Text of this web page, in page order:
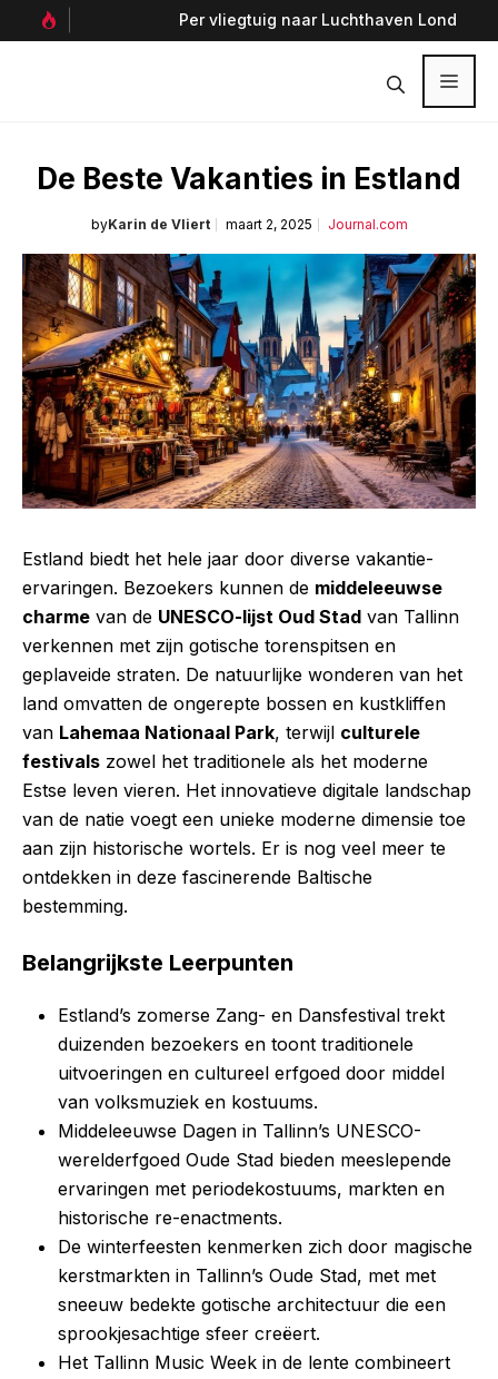
naar
Per vliegtuig naar Luchthaven Londen Heathrow,
Verenigd Koninkrijk
De Beste Vakanties in Estland
byKarin de Vliert maart 2, 2025 Journal.com
Estland biedt het hele jaar door diverse vakantie-
ervaringen. Bezoekers kunnen de middeleeuwse
charme van de UNESCO-lijst Oud Stad van Tallinn
verkennen met zijn gotische torenspitsen en
geplaveide straten. De natuurlijke wonderen van het
land omvatten de ongerepte bossen en kustkliffen
van Lahemaa Nationaal Park, terwijl culturele
festivals zowel het traditionele als het moderne
Estse leven vieren. Het innovatieve digitale landschap
van de natie voegt een unieke moderne dimensie toe
aan zijn historische wortels. Er is nog veel meer te
ontdekken in deze fascinerende Baltische
bestemming.
Belangrijkste Leerpunten
Estland’s zomerse Zang- en Dansfestival trekt
duizenden bezoekers en toont traditionele
uitvoeringen en cultureel erfgoed door middel
van volksmuziek en kostuums.
Middeleeuwse Dagen in Tallinn’s UNESCO-
werelderfgoed Oude Stad bieden meeslepende
ervaringen met periodekostuums, markten en
historische re-enactments.
De winterfeesten kenmerken zich door magische
kerstmarkten in Tallinn’s Oude Stad, met met
sneeuw bedekte gotische architectuur die een
sprookjesachtige sfeer creëert.
Het Tallinn Music Week in de lente combineert